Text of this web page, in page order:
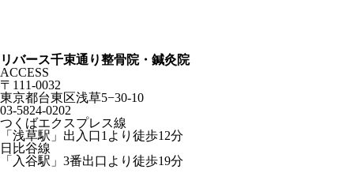
リバース千束通り整骨院・鍼灸院
ACCESS
〒111-0032
東京都台東区浅草5−30-10
03-5824-0202
つくばエクスプレス線
「浅草駅」出入口1より徒歩12分
日比谷線
「入谷駅」3番出口より徒歩19分